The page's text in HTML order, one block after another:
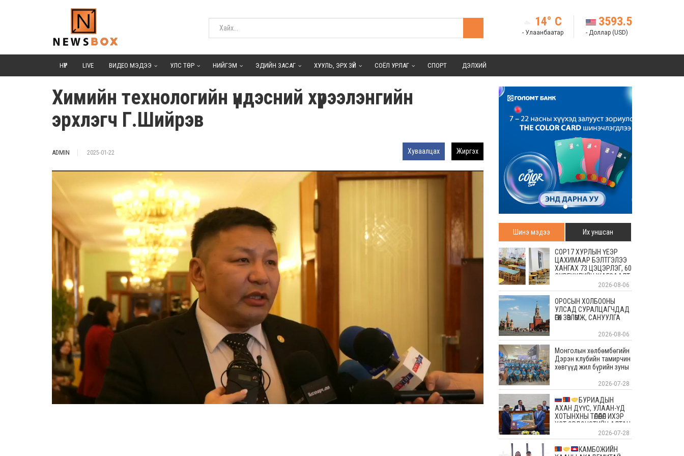
14° C
- Улаанбаатар
3593.5
- Доллар (USD)
НҮҮР LIVE ВИДЕО МЭДЭЭ УЛС ТӨР НИЙГЭМ ЭДИЙН ЗАСАГ ХУУЛЬ, ЭРХ ЗҮЙ СОЁЛ УРЛАГ СПОРТ ДЭЛХИЙ
Химийн тeхнологийн үндэсний хүрээлэнгийн
эрхлэгч Г.Шийрэв
ADMIN 2025-01-22 Хуваалцах Жиргэх
Шинэ мэдээ Их уншсан
COP17 ХУРЛЫН ҮЕЭР
ЦАХИМААР БЭЛТГЭЛЭЭ
ХАНГАХ 73 ЦЭЦЭРЛЭГ, 60
СУРГУУЛИЙН ЖАГСААЛТ
2026-08-06
ОРОСЫН ХОЛБООНЫ
УЛСАД СУРАЛЦАГЧДАД
ӨГӨХ ЗӨВЛӨМЖ, САНУУЛГА
2026-08-06
Монголын хөлбөмбөгийн
Дэрэн клубийн тамирчин
хөвгүүд жил бүрийн зуны
энэ өдрүүдэд болдог
уламжлалт Скандиновын
орнуудын тэмцээндээ
оролцоод ирлээ
2026-07-28
БУРИАДЫН
АХАН ДҮҮС, УЛААН-ҮД
ХОТЫНХНЫ ТӨЛӨӨЛӨЛ ИХЭР
ХОТ ЭРДЭНЭТИЙН АЛТАН
ОЙД БАЯР ХҮРГЭЛЭЭ
2026-07-28
КАМБОЖИЙН